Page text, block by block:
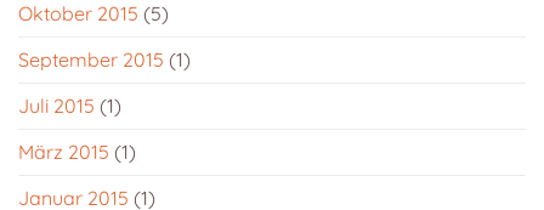
Oktober 2015 (5)
September 2015 (1)
Juli 2015 (1)
März 2015 (1)
Januar 2015 (1)